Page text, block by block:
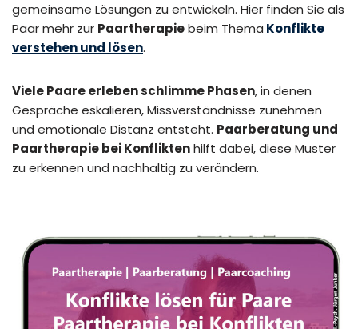
gemeinsame Lösungen zu entwickeln. Hier finden Sie als
Paar mehr zur Paartherapiebeim Thema Konflikte
verstehen und lösen.
Viele Paare erleben schlimme Phasen, in denen
Gespräche eskalieren, Missverständnisse zunehmen
und emotionale Distanz entsteht. Paarberatung und
Paartherapie bei Konfliktenhilft dabei, diese Muster
zu erkennen und nachhaltig zu verändern.